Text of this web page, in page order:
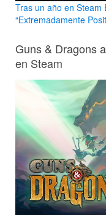
Tras un año en Steam
“Extremadamente
Guns & Dragons
en Steam